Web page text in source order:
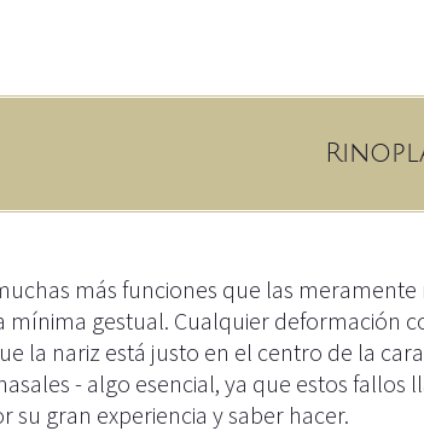
más funciones que las
mínima gestual. Cualquier deformación
la nariz está justo en el centro de la
- algo esencial, ya que estos
su gran experiencia y saber hacer.